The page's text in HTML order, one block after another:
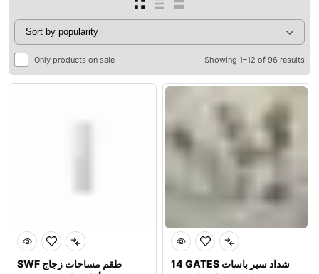
Only products on sale Showing 1–12 of 96 results
SWF طقم مساحات زجاج
14 GATES شداد سير باسات